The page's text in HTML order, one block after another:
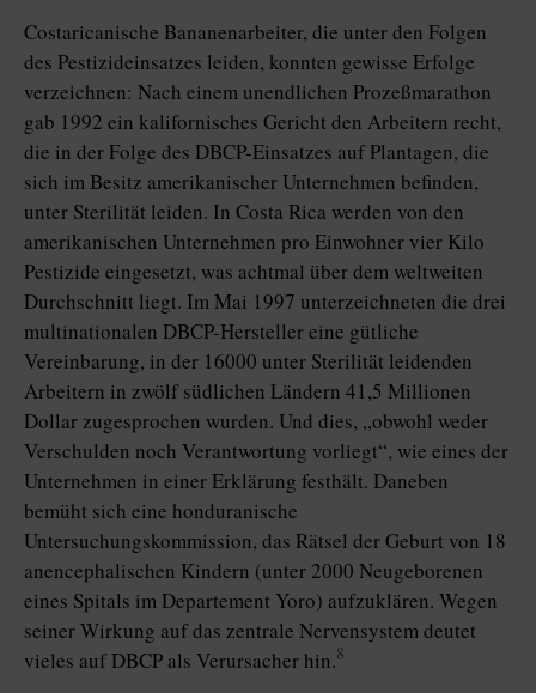
Costaricanische Bananenarbeiter, die unter den Folgen
des Pestizideinsatzes leiden, konnten gewisse Erfolge
verzeichnen: Nach einem unendlichen Prozeßmarathon
gab 1992 ein kalifornisches Gericht den Arbeitern recht,
die in der Folge des DBCP-Einsatzes auf Plantagen, die
sich im Besitz amerikanischer Unternehmen befinden,
unter Sterilität leiden. In Costa Rica werden von den
amerikanischen Unternehmen pro Einwohner vier Kilo
Pestizide eingesetzt, was achtmal über dem weltweiten
Durchschnitt liegt. Im Mai 1997 unterzeichneten die drei
multinationalen DBCP-Hersteller eine gütliche
Vereinbarung, in der 16000 unter Sterilität leidenden
Arbeitern in zwölf südlichen Ländern 41,5 Millionen
Dollar zugesprochen wurden. Und dies, „obwohl weder
Verschulden noch Verantwortung vorliegt“, wie eines der
Unternehmen in einer Erklärung festhält. Daneben
bemüht sich eine honduranische
Untersuchungskommission, das Rätsel der Geburt von 18
anencephalischen Kindern (unter 2000 Neugeborenen
eines Spitals im Departement Yoro) aufzuklären. Wegen
seiner Wirkung auf das zentrale Nervensystem deutet
vieles auf DBCP als Verursacher hin.8